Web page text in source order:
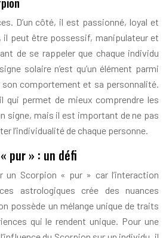
D’un côté, il est passionné, loyal et
il peut être possessif, manipulateur et
de se rappeler que chaque individu
solaire n’est qu’un élément parmi
son comportement et sa personnalité.
qui permet de mieux comprendre les
signe, mais il est important de ne pas
l’individualité de chaque personne.
pur » : un défi
Scorpion « pur » car l’interaction
astrologiques crée des nuances
possède un mélange unique de traits
qui le rendent unique. Pour une